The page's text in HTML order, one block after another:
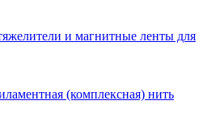
и магнитные ленты для
(комплексная) нить